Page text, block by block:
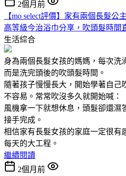
2個月前
【mo select評價】家有兩個長髮公
高等級今治浴巾分享，吹頭髮時間
生活綜合
身為兩個長髮女孩的媽媽，每次洗
而是洗完頭後的吹頭髮時間。
隨著孩子慢慢長大，開始學著自己
不容易。常常吹沒多久就開始喊：
風機拿一下就想休息，頭髮卻還濕
接手完成。
相信家有長髮女孩的家庭一定很有
每天的大工程。
繼續閱讀
2個月前